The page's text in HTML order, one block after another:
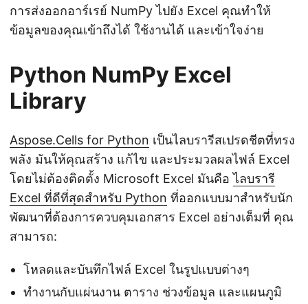
การส่งออกอาร์เรย์ NumPy ไปยัง Excel คุณทำให้
ข้อมูลของคุณเข้าถึงได้ ใช้งานได้ และเข้าใจง่าย
Python NumPy Excel
Library
Aspose.Cells for Python เป็นไลบรารีสเปรดชีตที่ทรง
พลัง มันให้คุณสร้าง แก้ไข และประมวลผลไฟล์ Excel
โดยไม่ต้องติดตั้ง Microsoft Excel มันคือไลบรารี
Excel ที่ดีที่สุดสำหรับ Python ที่ออกแบบมาสำหรับนัก
พัฒนาที่ต้องการควบคุมเอกสาร Excel อย่างเต็มที่ คุณ
สามารถ:
โหลดและบันทึกไฟล์ Excel ในรูปแบบต่างๆ
ทำงานกับแผ่นงาน ตาราง ช่วงข้อมูล และแผนภูมิ